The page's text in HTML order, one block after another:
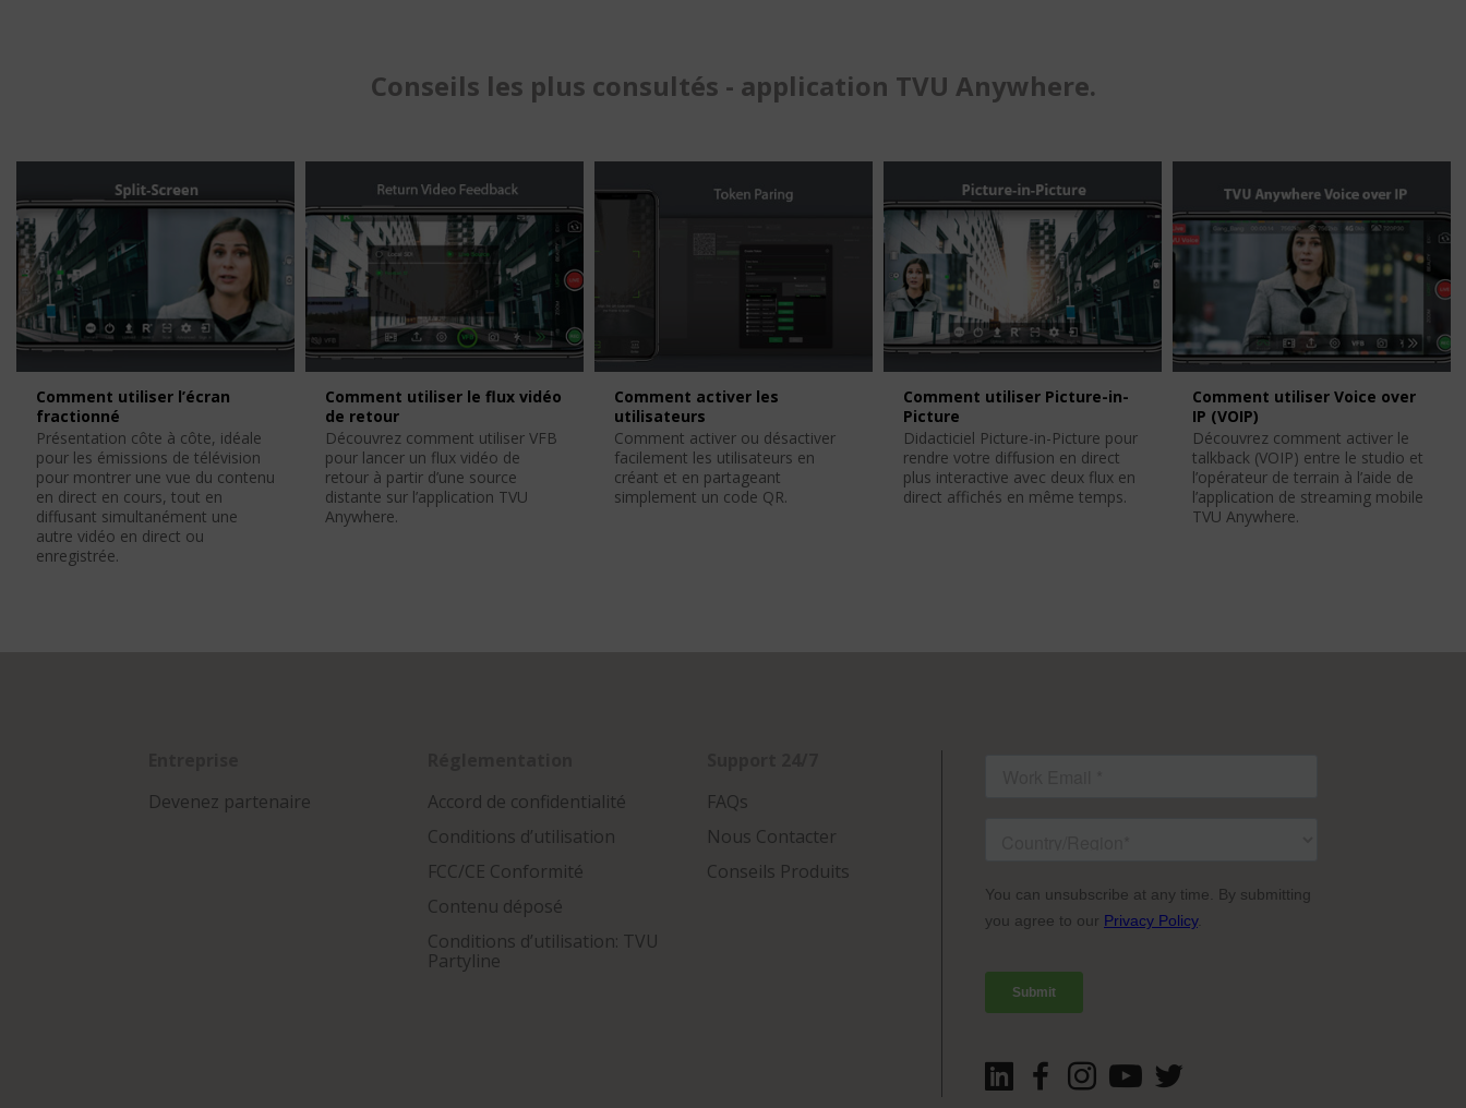
Conseils les plus consultés - application TVU Anywhere.
Comment utiliser l’écran
fractionné
Présentation côte à côte, idéale
pour les émissions de télévision
pour montrer une vue du contenu
en direct en cours, tout en
diffusant simultanément une
autre vidéo en direct ou
enregistrée.
Comment utiliser le flux vidéo
de retour
Découvrez comment utiliser VFB
pour lancer un flux vidéo de
retour à partir d’une source
distante sur l’application TVU
Anywhere.
Comment activer les
utilisateurs
Comment activer ou désactiver
facilement les utilisateurs en
créant et en partageant
simplement un code QR.
Comment utiliser Picture-in-
Picture
Didacticiel Picture-in-Picture pour
rendre votre diffusion en direct
plus interactive avec deux flux en
direct affichés en même temps.
Comment utiliser Voice over
IP (VOIP)
Découvrez comment activer le
talkback (VOIP) entre le studio et
l’opérateur de terrain à l’aide de
l’application de streaming mobile
TVU Anywhere.
Devenez partenaire
Accord de confidentialité
Conditions d’utilisation
FCC/CE Conformité
Contenu déposé
Conditions d’utilisation: TVU
Partyline
FAQs
Nous Contacter
Conseils Produits